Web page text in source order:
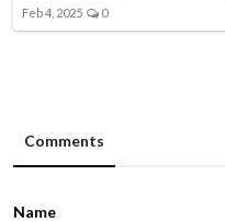
Feb 4, 2025 0
Comments
Name